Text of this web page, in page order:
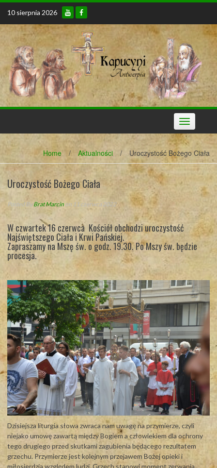
Skip
content
10 sierpnia 2026
Toggle
navigation
Home / Aktualności / Uroczystość Bożego Ciała
Uroczystość Bożego Ciała
Posted ByBrat Marcin on 11 czerwca 2022
W czwartek 16 czerwca Kościół obchodzi uroczystość
Najświętszego Ciała i Krwi Pańskiej.
Zapraszamy na Mszę św. o godz. 19.30. Po Mszy św. będzie
procesja.
Dzisiejsza liturgia słowa zwraca nam uwagę na przymierze, czyli
niejako umowę zawartą między Bogiem a człowiekiem dla ochrony
tego drugiego przed skutkami zagubienia będącego rezultatem
grzechu. Przymierze jest kolejnym przejawem Bożej opieki i
miłosierdzia względem ludzi. Grzech stanowi moment zerwania